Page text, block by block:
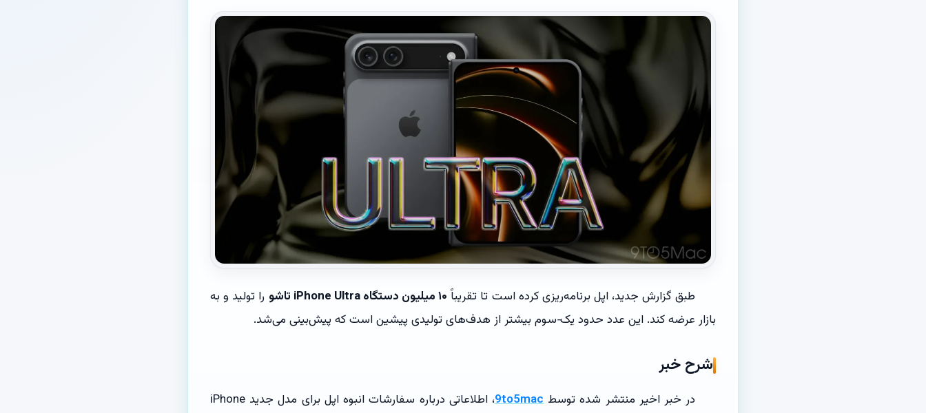
طبق گزارش جدید، اپل برنامه‌ریزی کرده است تا تقریباً ۱۰ میلیون دستگاه iPhone Ultra تاشو
را تولید و به
بازار عرضه کند. این عدد حدود یک‑سوم بیشتر از هدف‌های تولیدی پیشین است که پیش‌بینی می‌شد.
شرح خبر
در خبر اخیر منتشر شده توسط9to5mac
، اطلاعاتی درباره سفارشات انبوه اپل برای مدل جدید iPhone